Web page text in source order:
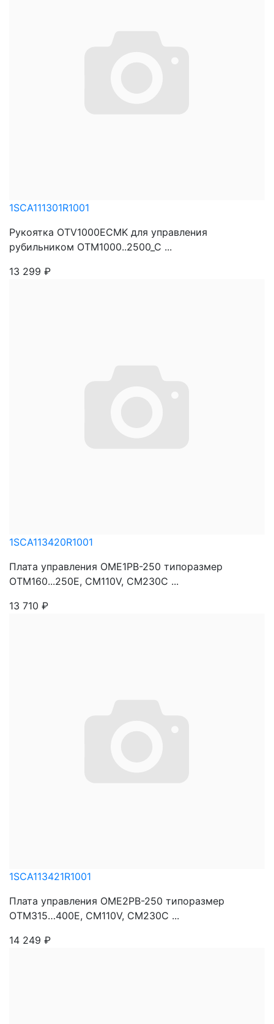
1SCA111301R1001
Рукоятка OTV1000ECMK для управления
рубильником OTM1000..2500_C ...
13 299 ₽
1SCA113420R1001
Плата управления OME1PB-250 типоразмер
OTM160...250E, CM110V, CM230C ...
13 710 ₽
1SCA113421R1001
Плата управления OME2PB-250 типоразмер
OTM315…400E, CM110V, CM230C ...
14 249 ₽